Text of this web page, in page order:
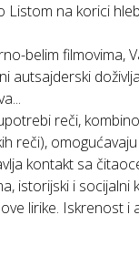
Listom na korici
belim
autsajderski
reči,
reči),
kontakt sa
istorijski i
lirike. Iskrenost